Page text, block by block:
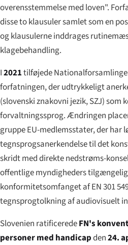
overensstemmelse med loven".
disse to klausuler samlet som en
og klausulerne inddrages
klagebehandling.
I2021tilføjede
forfatningen, der udtrykkeligt
(slovenski znakovni jezik, SZJ) som
forvaltningssprog. Ændringen
gruppe EU-medlemsstater, der har
tegnsprogsanerkendelse til det
skridt med direkte nedstrøms-
offentlige myndigheders
konformitetsomfanget af EN 301
tegnsprogtolkning af audiovisuelt
Slovenien ratificeredeFN's
personer med handicapden24.